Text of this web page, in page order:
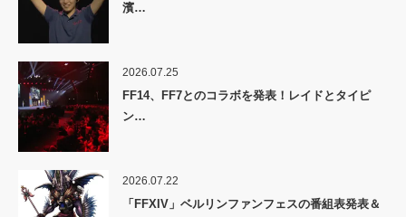
濱…
2026.07.25
FF14、FF7とのコラボを発表！レイドとタイピ
ン…
2026.07.22
「FFXIV」ベルリンファンフェスの番組表発表＆